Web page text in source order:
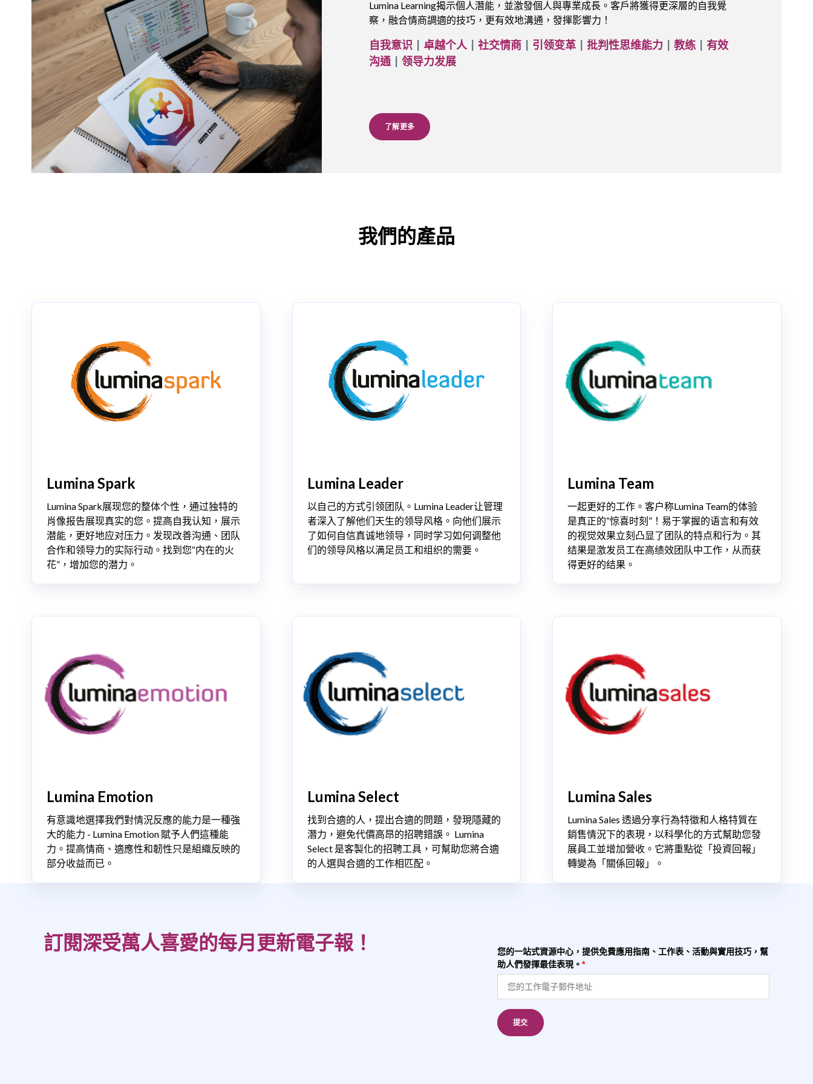
Lumina Learning揭示個人潛能，並激發個人與專業成長。客戶將獲得更深層的自我覺
察，融合情商調適的技巧，更有效地溝通，發揮影響力！
自我意识 卓越个人 社交情商 引领变革 批判性思维能力 教练
有效
沟通
领导力发展
了解更多
我們的產品
Lumina Spark
Lumina Spark展现您的整体个性，通过独特的
肖像报告展现真实的您。提高自我认知，展示
潜能，更好地应对压力。发现改善沟通、团队
合作和领导力的实际行动。找到您“内在的火
花”，增加您的潜力。
Lumina Leader
以自己的方式引领团队。Lumina Leader让管理
者深入了解他们天生的领导风格。向他们展示
了如何自信真诚地领导，同时学习如何调整他
们的领导风格以满足员工和组织的需要。
Lumina Team
一起更好的工作。客户称Lumina Team的体验
是真正的“惊喜时刻”！易于掌握的语言和有效
的视觉效果立刻凸显了团队的特点和行为。其
结果是激发员工在高绩效团队中工作，从而获
得更好的结果。
Lumina Emotion
有意識地選擇我們對情況反應的能力是一種強
大的能力 - Lumina Emotion 賦予人們這種能
力。提高情商、適應性和韌性只是組織反映的
部分收益而已。
Lumina Select
找到合適的人，提出合適的問題，發現隱藏的
潛力，避免代價高昂的招聘錯誤。 Lumina
Select 是客製化的招聘工具，可幫助您將合適
的人選與合適的工作相匹配。
Lumina Sales
Lumina Sales 透過分享行為特徵和人格特質在
銷售情況下的表現，以科學化的方式幫助您發
展員工並增加營收。它將重點從「投資回報」
轉變為「關係回報」。
訂閱深受萬人喜愛的每月更新電子報！
您的一站式資源中心，提供免費應用指南、工作表、活動與實用技巧，幫
助人們發揮最佳表現。 *